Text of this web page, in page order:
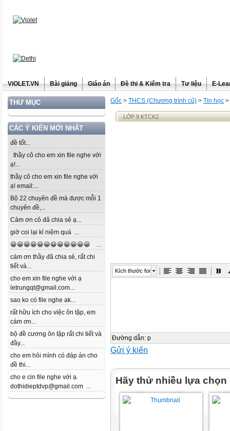
ViOLET.VN Bài giảng Giáo án Đề thi & Kiểm tra Tư liệu E-
THƯ MỤC
CÁC Ý KIẾN MỚI NHẤT
đề tốt...
thầy cô cho em xin file nghe với
ạ!...
thầy cô cho em xin file nghe với
ạ! email:...
Bộ 22 chuyên đề mà được mỗi 1
chuyên đề,...
Cảm ơn cô đã chia sẻ ạ...
giờ coi lại kỉ niệm quá ...
😀😀😀😀😀😀😀😀😀😀😀😀 ...
cám ơn thầy đã chia sẻ, rất chi
tiết và...
cho em xin file nghe với ạ
letrungqt@gmail.com...
sao ko có file nghe ak...
rất hữu ích cho việc ôn tập, em
cám ơn...
bộ đề cương ôn tập rất chi tiết và
đầy...
cho em hỏi mình có đáp án cho
đề thi...
cho e cin file nghe với ạ.
dothidieptdvp@gmail.com ...
Gốc > THCS (Chương trình cũ) > Tin học >
LỚP 9 KTCK2
Kích thước font
Đường dẫn: p
Gửi ý kiến
Hãy thử nhiều lựa chọn